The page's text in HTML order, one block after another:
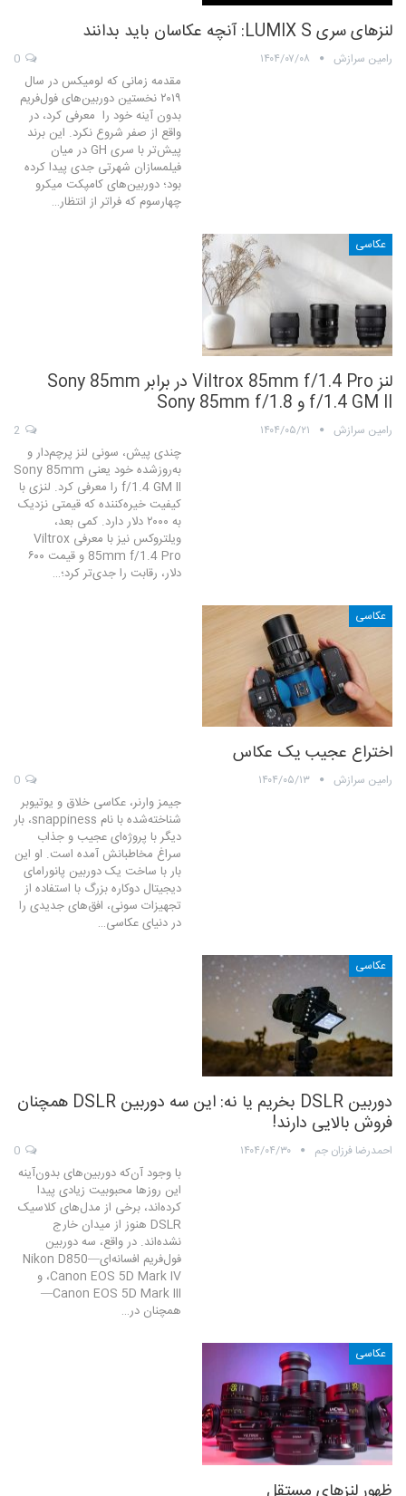
لنزهای سری LUMIX S: آنچه عکاسان باید بدانند
رامین سرازش ۱۴۰۴/۰۷/۰۸
مقدمه زمانی که لومیکس در سال
۲۰۱۹ نخستین دوربین‌های فول‌فریم
بدون آینه خود را معرفی کرد، در
واقع از صفر شروع نکرد. این برند
پیش‌تر با سری GH در میان
فیلمسازان شهرتی جدی پیدا کرده
بود؛ دوربین‌های کامپکت میکرو
چهارسوم که فراتر از انتظار…
عکاسی
لنز Viltrox 85mm f/1.4 Pro در برابر Sony 85mm
f/1.4 GM II و Sony 85mm f/1.8
رامین سرازش ۱۴۰۴/۰۵/۲۱
چندی پیش، سونی لنز پرچم‌دار و
به‌روزشده خود یعنی Sony 85mm
f/1.4 GM II را معرفی کرد. لنزی با
کیفیت خیره‌کننده که قیمتی نزدیک
به ۲۰۰۰ دلار دارد. کمی بعد،
ویلتروکس نیز با معرفی Viltrox
85mm f/1.4 Pro و قیمت ۶۰۰
دلار، رقابت را جدی‌تر کرد؛…
عکاسی
اختراع عجیب یک عکاس
رامین سرازش ۱۴۰۴/۰۵/۱۳
جیمز وارنر، عکاسی خلاق و یوتیوبر
شناخته‌شده با نام snappiness، بار
دیگر با پروژه‌ای عجیب و جذاب
سراغ مخاطبانش آمده است. او این
بار با ساخت یک دوربین پانورامای
دیجیتال دوکاره‌ بزرگ با استفاده از
تجهیزات سونی، افق‌های جدیدی را
در دنیای عکاسی…
عکاسی
دوربین DSLR بخریم یا نه: این سه دوربین DSLR همچنان
فروش بالایی دارند!
احمدرضا فرزان جم ۱۴۰۴/۰۴/۳۰
با وجود آن‌که دوربین‌های بدون‌آینه
این روزها محبوبیت زیادی پیدا
کرده‌اند، برخی از مدل‌های کلاسیک
DSLR هنوز از میدان خارج
نشده‌اند. در واقع، سه دوربین
فول‌فریم افسانه‌ای—Nikon D850
،Canon EOS 5D Mark IV و
Canon EOS 5D Mark III—
همچنان در…
عکاسی